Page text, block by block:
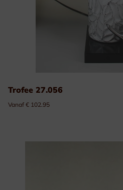
Trofee 27.056
Vanaf € 102.95